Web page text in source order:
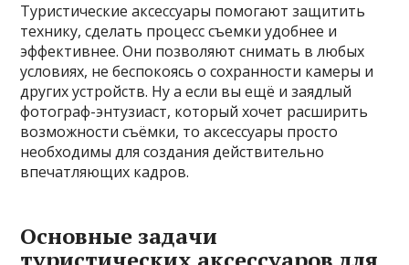
Туристические аксессуары помогают защитить
технику, сделать процесс съемки удобнее и
эффективнее. Они позволяют снимать в любых
условиях, не беспокоясь о сохранности камеры и
других устройств. Ну а если вы ещё и заядлый
фотограф-энтузиаст, который хочет расширить
возможности съёмки, то аксессуары просто
необходимы для создания действительно
впечатляющих кадров.
Основные задачи